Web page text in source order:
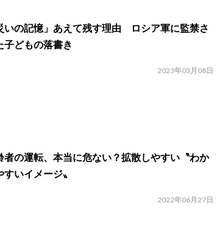
いの記憶」あえて残す理由 ロシア軍に監禁さ
子どもの落書き
2023年03月08日
者の運転、本当に危ない？拡散しやすい〝わか
すいイメージ〟
2022年06月27日